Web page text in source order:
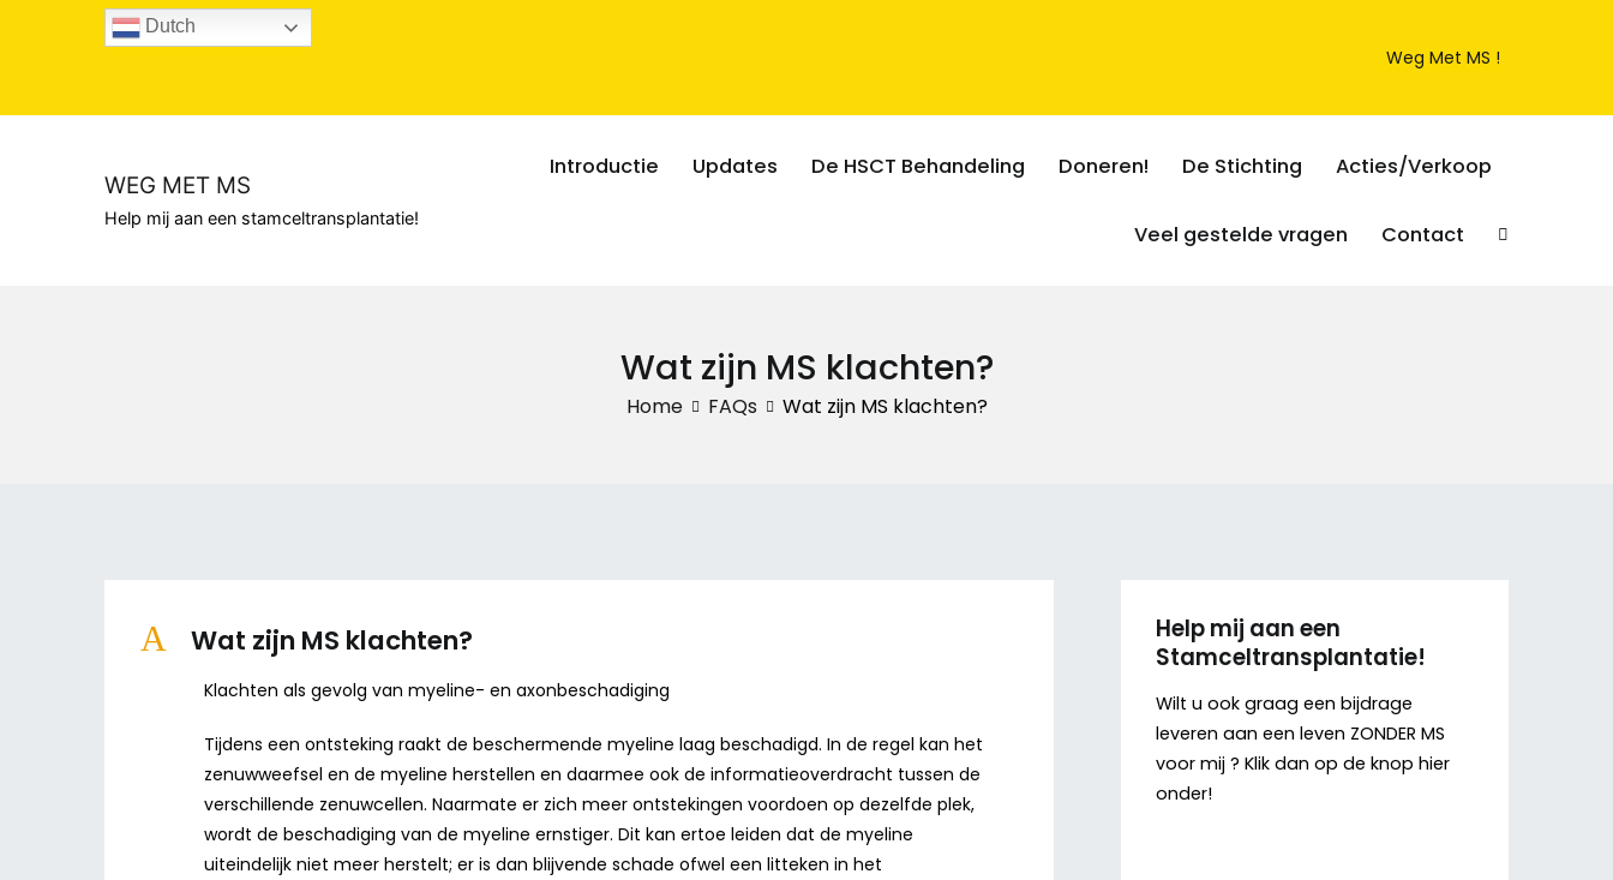
Dutch
Weg Met MS !
WEG MET MS
Help mij aan een stamceltransplantatie!
Introductie Updates De HSCT Behandeling Doneren! De Stichting Acties/Verkoop
Veel gestelde vragen Contact
Wat zijn MS klachten?
Home FAQs Wat zijn MS klachten?
A Wat zijn MS klachten?
Klachten als gevolg van myeline- en axonbeschadiging
Tijdens een ontsteking raakt de beschermende myeline laag beschadigd. In de regel kan het
zenuwweefsel en de myeline herstellen en daarmee ook de informatieoverdracht tussen de
verschillende zenuwcellen. Naarmate er zich meer ontstekingen voordoen op dezelfde plek,
wordt de beschadiging van de myeline ernstiger. Dit kan ertoe leiden dat de myeline
uiteindelijk niet meer herstelt; er is dan blijvende schade ofwel een litteken in het
Help mij aan een
Stamceltransplantatie!
Wilt u ook graag een bijdrage
leveren aan een leven ZONDER MS
voor mij ? Klik dan op de knop hier
onder!